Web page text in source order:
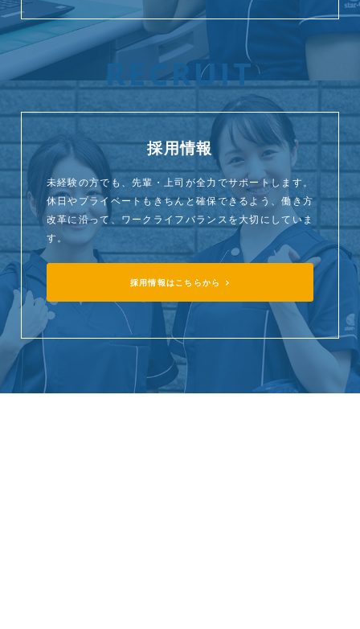
RECRUIT
採用情報
未経験の方でも、先輩・上司が全力でサポートします。
休日やプライベートもきちんと確保できるよう、働き方
改革に沿って、ワークライフバランスを大切にしていま
す。
採用情報はこちらから